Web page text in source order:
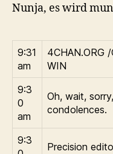
Nunja, es wird
9:31
am
4CHAN.ORG
WIN
9:3
0
am
Oh, wait,
condolences.
9:3
Precision